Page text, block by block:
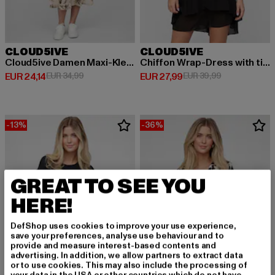
CLOUD5IVE
Cloud5ive Damen Maxi-Kleid 2-Tone mit Palmen Print
EUR 24,14
Derzeitiger Preis: EUR 24,14
EUR 34,99Aktionspreis: EUR 34,99
CLOUD5IVE
Chiffon Wrap-Dress with tie belt
EUR 27,99
Derzeitiger Preis: EUR 27,99
EUR 39,99Aktionspreis:
-13% -36%
GREAT TO SEE YOU
HERE!
DefShop uses cookies to improve your use experience,
save your preferences, analyse use behaviour and to
provide and measure interest-based contents and
advertising. In addition, we allow partners to extract data
or to use cookies. This may also include the processing of